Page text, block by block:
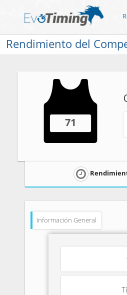
Rendimiento del
71
Información General